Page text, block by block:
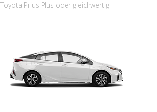
Toyota Prius Plus oder gleichwertig